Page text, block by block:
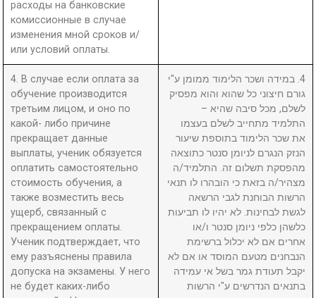
расходы на банковские
комиссионные в случае
изменения мной сроков и/
или условий оплаты.
4. В случае если оплата за
обучение производится
третьим лицом, и оно по
какой- либо причине
прекращает данные
выплаты, ученик обязуется
оплатить самостоятельно
стоимость обучения, а
также возместить весь
ущерб, связанный с
прекращением оплаты.
Ученик подтверждает, что
ему разъяснены правила
допуска на экзамены. У него
не будет каких-либо
4. במידה ושכר הלימוד ממומן ע"י
גורם חיצוני כל שהוא והוא מפסיק
לשלם, מכל סיבה שהיא –
התלמיד מתחייב לשלם בעצמו
את שכר הלימוד בתוספת שיעור
הנזק הנגרם לניומן סנטר כתוצאה
מהפסקת תשלום זה. התלמיד/ה
מצהיר/ה בזאת כי הובהרו לו תנאי
הרשות הבוחנת לגבי הרשאה
לגשת לבחינות. לא יהיו לו תביעות
כלשהן כלפי ניומן סנטר ו/או
אחרים אם לא יכלול ברשימת
הנבחנים מטעם המוסד או אם לא
יקבל תעודת גמר בשל אי עמידה
בתנאים הנדרשים ע"י הרשות